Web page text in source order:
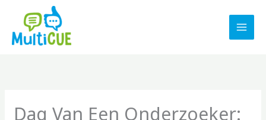
Dag Van Een Onderzoeker: